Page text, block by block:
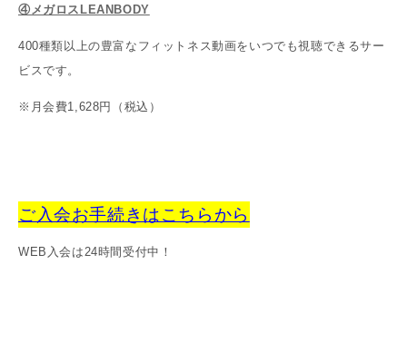
④メガロスLEANBODY
400種類以上の豊富なフィットネス動画をいつでも視聴できるサー
ビスです。
※月会費1,628円（税込）
ご入会お手続きはこちらから
WEB入会は24時間受付中！